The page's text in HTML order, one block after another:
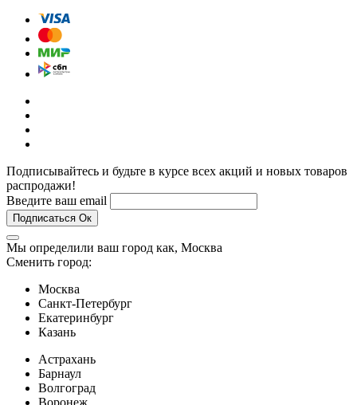
Подписывайтесь и будьте в курсе всех акций и новых товаров
распродажи!
Введите ваш email
Подписаться Ок
Мы определили ваш город как, Москва
Сменить город:
Москва
Санкт-Петербург
Екатеринбург
Казань
Астрахань
Барнаул
Волгоград
Воронеж